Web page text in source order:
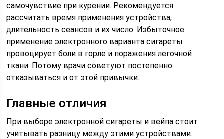
самочувствие при курении. Рекомендуется
рассчитать время применения устройства,
длительность сеансов и их число. Избыточное
применение электронного варианта сигареты
провоцирует боли в горле и поражения легочной
ткани. Потому врачи советуют постепенно
отказываться и от этой привычки.
Главные отличия
При выборе электронной сигареты и вейпа стоит
учитывать разницу между этими устройствами.